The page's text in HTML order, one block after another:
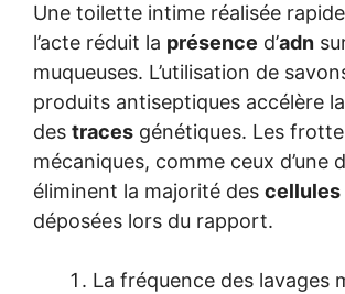
Une toilette intime réalisée
l’acte réduit la présence d’adn
muqueuses. L’utilisation de
produits antiseptiques accélère la
des traces génétiques. Les
mécaniques, comme ceux d’une
éliminent la majorité des cellules
déposées lors du rapport.
La fréquence des lavages